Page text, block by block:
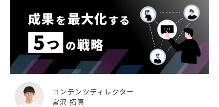
コンテンツディレクター
宮沢 拓真